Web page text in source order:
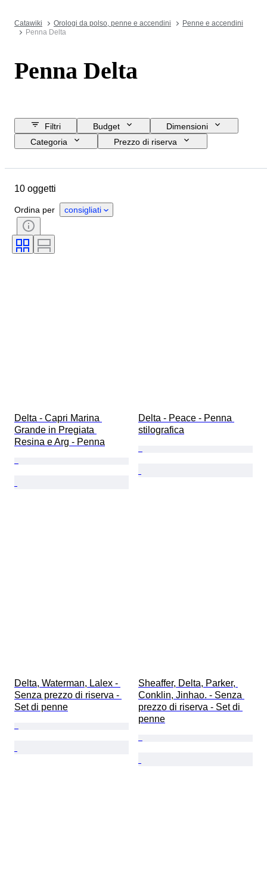
Catawiki Orologi da polso, penne e accendini
Penne e accendini
Penna Delta
Penna Delta
Filtri Budget
Dimensioni
Categoria
Prezzo di riserva
Oggetto
Materiale
Condizioni
Periodo
Epoca
Misura del pennino
10 oggetti
Ordina per consigliati
Delta - Capri Marina
Grande in Pregiata
Resina e Arg - Penna
Delta - Peace - Penna
stilografica
Delta, Waterman, Lalex -
Senza prezzo di riserva -
Set di penne
Sheaffer, Delta, Parker,
Conklin, Jinhao. - Senza
prezzo di riserva - Set di
penne